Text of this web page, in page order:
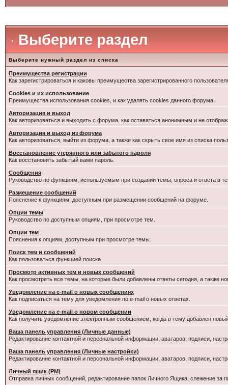
Выберите раздел
Выберите нужный раздел из списка
Преимущества регистрации
Как зарегистрироваться и каковы преимущества зарегистрированного
Cookies и их использование
Преимущества использования cookies, и как удалять cookies данного форума.
Авторизация и выход
Как авторизоваться и выходить с форума, как оставаться анонимным и не
Авторизация и выход из форума
Как авторизоваться, выйти из форума, а также как скрыть свое имя из списка
Восстановление утерянного или забытого пароля
Как восстановить забытый вами пароль.
Сообщения
Руководство по функциям, используемым при создании темы, опроса и ответа в
Размещение сообщений
Пояснение к функциям, доступным при размещении сообщений на форуме.
Опции темы
Руководство по доступным опциям, при просмотре тем.
Опции тем
Пояснения к опциям, доступным при просмотре темы.
Поиск тем и сообщений
Как пользоваться функцией поиска.
Просмотр активных тем и новых сообщений
Как просмотреть все темы, на которые были добавлены ответы сегодня, а также
Уведомление на e-mail о новых сообщениях
Как подписаться на тему для уведомления по e-mail о новых ответах.
Уведомление на е-mail о новом сообщении
Как получить уведомление электронным сообщением, когда в тему добавлен
Ваша панель управления (Личные данные)
Редактирование контактной и персональной информации, аватаров, подписи,
Ваша панель управления (Личные настройки)
Редактирование контактной и персональной информации, аватаров, подписи,
Личный ящик (PM)
Отправка личных сообщений, редактирование папок Личного Ящика, слежение за